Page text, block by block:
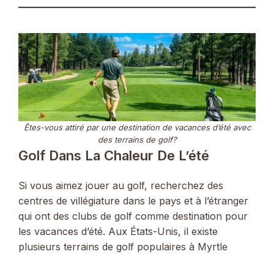
Êtes-vous attiré par une destination de vacances d’été avec
des terrains de golf?
Golf Dans La Chaleur De L’été
Si vous aimez jouer au golf, recherchez des
centres de villégiature dans le pays et à l’étranger
qui ont des clubs de golf comme destination pour
les vacances d’été. Aux États-Unis, il existe
plusieurs terrains de golf populaires à Myrtle